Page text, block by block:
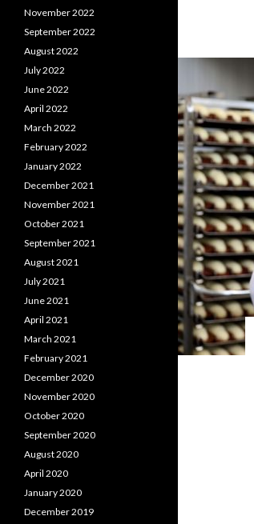
November 2022
September 2022
August 2022
July 2022
June 2022
April 2022
March 2022
February 2022
January 2022
December 2021
November 2021
October 2021
September 2021
August 2021
July 2021
June 2021
April 2021
March 2021
February 2021
December 2020
November 2020
October 2020
September 2020
August 2020
April 2020
January 2020
December 2019